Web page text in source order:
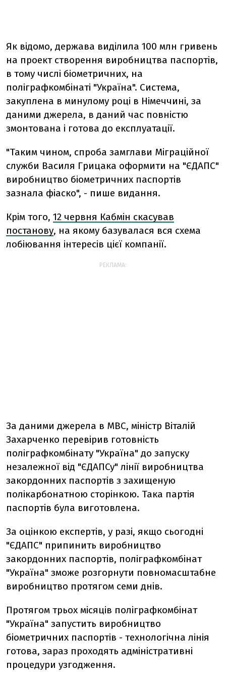
Як відомо, держава виділила 100 млн гривень
на проект створення виробництва паспортів,
в тому числі біометричних, на
поліграфкомбінаті "Україна". Система,
закуплена в минулому році в Німеччині, за
даними джерела, в даний час повністю
змонтована і готова до експлуатації.
"Таким чином, спроба замглави Міграційної
служби Василя Грицака оформити на "ЄДАПС"
виробництво біометричних паспортів
зазнала фіаско", - пише видання.
Крім того, 12 червня Кабмін скасував
постанову, на якому базувалася вся схема
лобіювання інтересів цієї компанії.
РЕКЛАМА:
За даними джерела в МВС, міністр Віталій
Захарченко перевірив готовність
поліграфкомбінату "Україна" до запуску
незалежної від "ЄДАПСу" лінії виробництва
закордонних паспортів з захищеную
полікарбонатною сторінкою. Така партія
паспортів була виготовлена.
За оцінкою експертів, у разі, якщо сьогодні
"ЄДАПС" припинить виробництво
закордонних паспортів, поліграфкомбінат
"Україна" зможе розгорнути повномасштабне
виробництво протягом семи днів.
Протягом трьох місяців поліграфкомбінат
"Україна" запустить виробництво
біометричних паспортів - технологічна лінія
готова, зараз проходять адміністративні
процедури узгодження.